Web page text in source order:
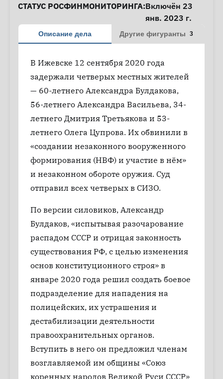
СТАТУС РОСФИНМОНИТОРИНГА:Включён 23
янв. 2023 г.
Описание дела Другие фигуранты 3
В Ижевске 12 сентября 2020 года
задержали четверых местных жителей
— 60-летнего Александра Булдакова,
56-летнего Александра Васильева, 34-
летнего Дмитрия Третьякова и 53-
летнего Олега Цупрова. Их обвинили в
«создании незаконного вооруженного
формирования (НВФ) и участие в нём»
и незаконном обороте оружия. Суд
отправил всех четверых в СИЗО.
По версии силовиков, Александр
Булдаков, «испытывая разочарование
распадом СССР и отрицая законность
существования РФ, с целью изменения
основ конституционного строя» в
январе 2020 года решил создать боевое
подразделение для нападения на
полицейских, их устрашения и
дестабилизации деятельности
правоохранительных органов.
Вступить в него он предложил членам
возглавляемой им общины «Союз
коренных народов Великой Руси СССР»